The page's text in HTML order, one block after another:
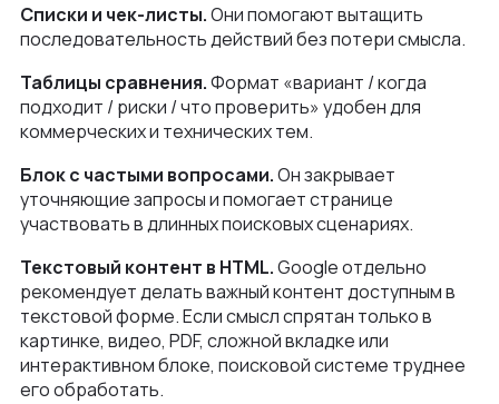
Списки и чек-листы.Они помогают вытащить
последовательность действий без потери смысла.
Таблицы сравнения.Формат «вариант / когда
подходит / риски / что проверить» удобен для
коммерческих и технических тем.
Блок с частыми вопросами.Он закрывает
уточняющие запросы и помогает странице
участвовать в длинных поисковых сценариях.
Текстовый контент в HTML.Google отдельно
рекомендует делать важный контент доступным в
текстовой форме. Если смысл спрятан только в
картинке, видео, PDF, сложной вкладке или
интерактивном блоке, поисковой системе труднее
его обработать.